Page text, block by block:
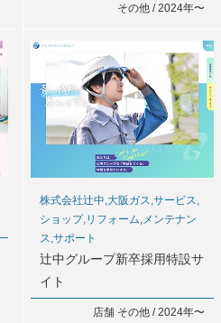
その他 / 2024年〜
株式会社辻中,大阪ガス,サービス,
ショップ,リフォーム,メンテナン
ス,サポート
辻中グループ新卒採用特設サ
イト
店舗 その他 / 2024年〜